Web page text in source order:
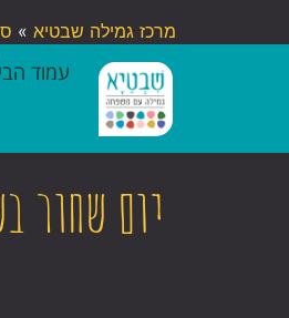
מרכז גמילה שבטיא »
עמוד
יום שחור